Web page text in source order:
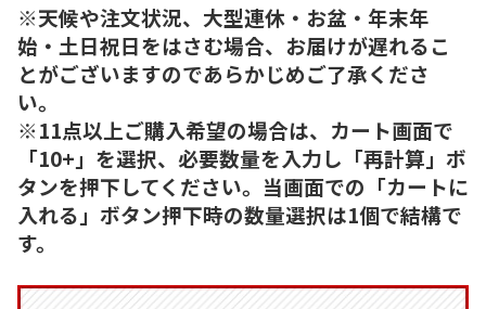
※天候や注文状況、大型連休・お盆・年末年
始・土日祝日をはさむ場合、お届けが遅れるこ
とがございますのであらかじめご了承くださ
い。
※11点以上ご購入希望の場合は、カート画面で
「10+」を選択、必要数量を入力し「再計算」ボ
タンを押下してください。当画面での「カートに
入れる」ボタン押下時の数量選択は1個で結構で
す。